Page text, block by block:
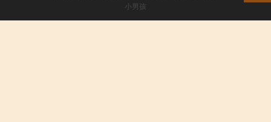
小男孩